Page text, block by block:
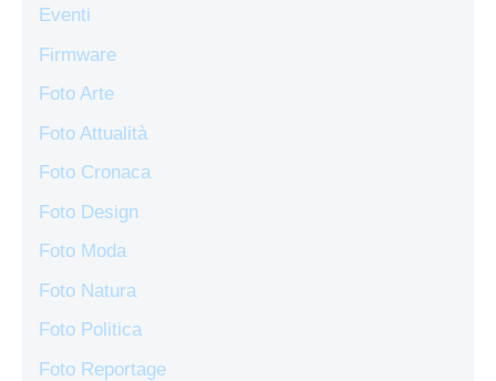
Eventi
Firmware
Foto Arte
Foto Attualità
Foto Cronaca
Foto Design
Foto Moda
Foto Natura
Foto Politica
Foto Reportage